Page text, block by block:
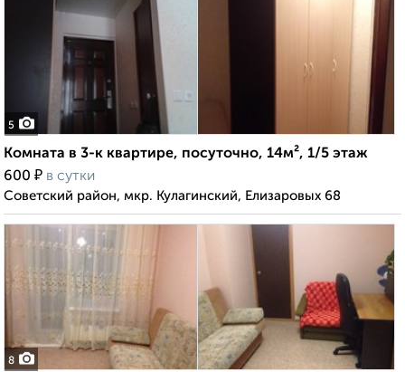
5
Комната в 3-к квартире, посуточно, 14м², 1/5 этаж
600 ₽ в сутки
Советский район, мкр. Кулагинский, Елизаровых 68
8